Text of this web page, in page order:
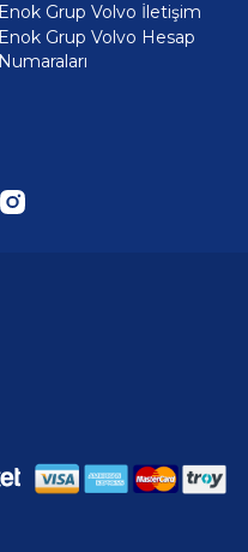
Enok Grup Volvo İletişim
Enok Grup Volvo Hesap
Numaraları